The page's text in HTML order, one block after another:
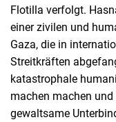
Flotilla verfolgt.
einer zivilen und
Gaza, die in
Streitkräften
katastrophale
machen machen
gewaltsame